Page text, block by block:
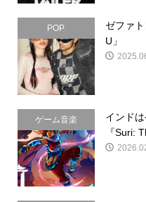
POP
ゼファ
U」
ゲーム音楽
インド
『Suri: